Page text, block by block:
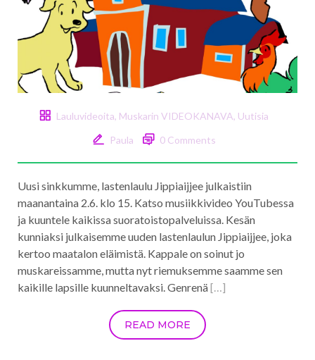
Lauluvideoita, Muskarin VIDEOKANAVA, Uutisia
Paula
0 Comments
Uusi sinkkumme, lastenlaulu Jippiaijjee julkaistiin
maanantaina 2.6. klo 15. Katso musiikkivideo YouTubessa
ja kuuntele kaikissa suoratoistopalveluissa. Kesän
kunniaksi julkaisemme uuden lastenlaulun Jippiaijjee, joka
kertoo maatalon eläimistä. Kappale on soinut jo
muskareissamme, mutta nyt riemuksemme saamme sen
kaikille lapsille kuunneltavaksi. Genrenä[…]
READ MORE